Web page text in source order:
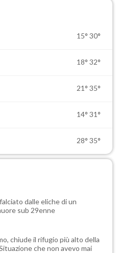
15° 30°
18° 32°
21° 35°
14° 31°
28° 35°
dalle eliche di un
sub 29enne
chiude il rifugio più alto della
che non avevo mai